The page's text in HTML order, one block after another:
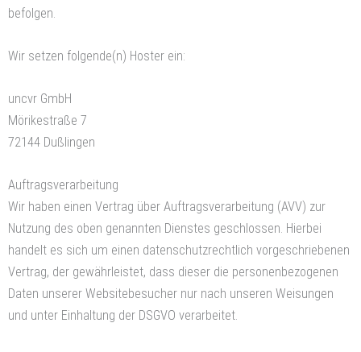
befolgen.
Wir setzen folgende(n) Hoster ein:
uncvr GmbH
Mörikestraße 7
72144 Dußlingen
Auftragsverarbeitung
Wir haben einen Vertrag über Auftragsverarbeitung (AVV) zur
Nutzung des oben genannten Dienstes geschlossen. Hierbei
handelt es sich um einen datenschutzrechtlich vorgeschriebenen
Vertrag, der gewährleistet, dass dieser die personenbezogenen
Daten unserer Websitebesucher nur nach unseren Weisungen
und unter Einhaltung der DSGVO verarbeitet.